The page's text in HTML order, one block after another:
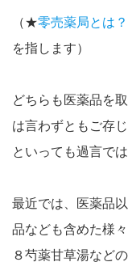
（★零売薬局とは？
を指します）
どちらも医薬品を
は言わずともご存
といっても過言で
最近では、医薬品
品なども含めた様
８芍薬甘草湯など